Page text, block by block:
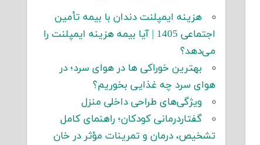
هزینه ایمپلنت دندان با بیمه تأمین
اجتماعی 1405 | آیا بیمه هزینه ایمپلنت را
می‌دهد؟
بهترین خوراکی ها در هوای سرد؛ در
هوای سرد چه غذایی بخوریم؟
ویژگی‌های طراحی داخلی منزل
گفتاردرمانی کودکان؛ راهنمای کامل
تشخیص، درمان و تمرینات مؤثر در خان